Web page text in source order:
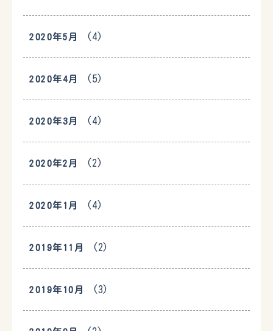
2020年5月 (4)
2020年4月 (5)
2020年3月 (4)
2020年2月 (2)
2020年1月 (4)
2019年11月 (2)
2019年10月 (3)